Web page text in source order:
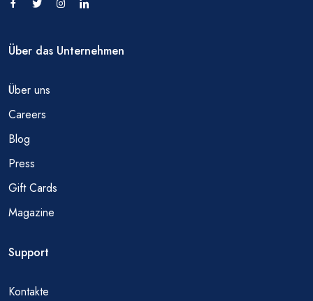
Über das Unternehmen
Über uns
Careers
Blog
Press
Gift Cards
Magazine
Support
Kontakte